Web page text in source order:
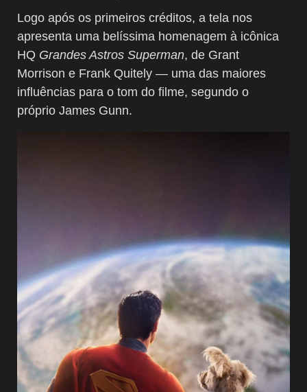
Logo após os primeiros créditos, a tela nos
apresenta uma belíssima homenagem à icônica
HQ Grandes Astros Superman, de Grant
Morrison e Frank Quitely — uma das maiores
influências para o tom do filme, segundo o
próprio James Gunn.